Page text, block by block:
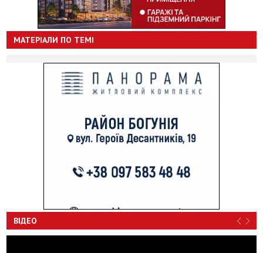
МАТЕРІАЛИ ПО ТЕМІ
ВІДЕО